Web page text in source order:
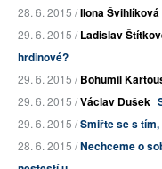
28. 6. 2015 /Ilona Švihlíková
29. 6. 2015 /Ladislav
hrdinové?
29. 6. 2015 /Bohumil
29. 6. 2015 /Václav Dušek
29. 6. 2015 /Smiřte se s
28. 6. 2015 /Nechceme o